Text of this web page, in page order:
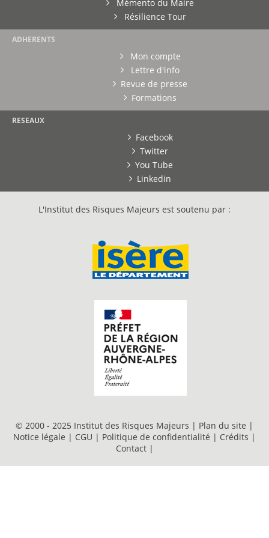
Mémento du Maire
Résilience Tour
ADHERENTS
Mon compte
Lettre d'info
Revue de presse
Formations
RESEAUX
Facebook
Twitter
You Tube
Linkedin
L'Institut des Risques Majeurs est soutenu par :
© 2000 - 2025 Institut des Risques Majeurs | Plan du site |
Notice légale | CGU | Politique de confidentialité | Crédits |
Contact |